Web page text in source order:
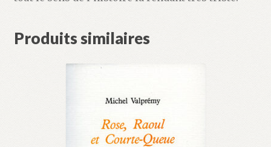
Produits similaires